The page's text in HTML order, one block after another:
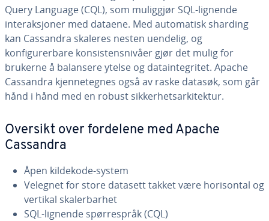
Query Language (CQL), som muliggjør SQL-lignende
interaksjoner med dataene. Med automatisk sharding
kan Cassandra skaleres nesten uendelig, og
konfigurerbare konsistensnivåer gjør det mulig for
brukerne å balansere ytelse og dataintegritet. Apache
Cassandra kjennetegnes også av raske datasøk, som går
hånd i hånd med en robust sikkerhetsarkitektur.
Oversikt over fordelene med Apache
Cassandra
Åpen kildekode-system
Velegnet for store datasett takket være horisontal og
vertikal skalerbarhet
SQL-lignende spørrespråk (CQL)